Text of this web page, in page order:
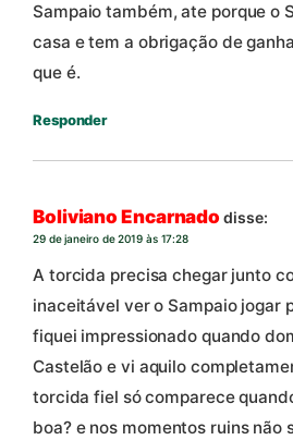
Sampaio também, ate porque o
casa e tem a obrigação de
que é.
Responder
Boliviano Encarnado disse:
29 de janeiro de 2019 às 17:28
A torcida precisa chegar junto
inaceitável ver o Sampaio jogar
fiquei impressionado quando
Castelão e vi aquilo
torcida fiel só comparece
boa? e nos momentos ruins não